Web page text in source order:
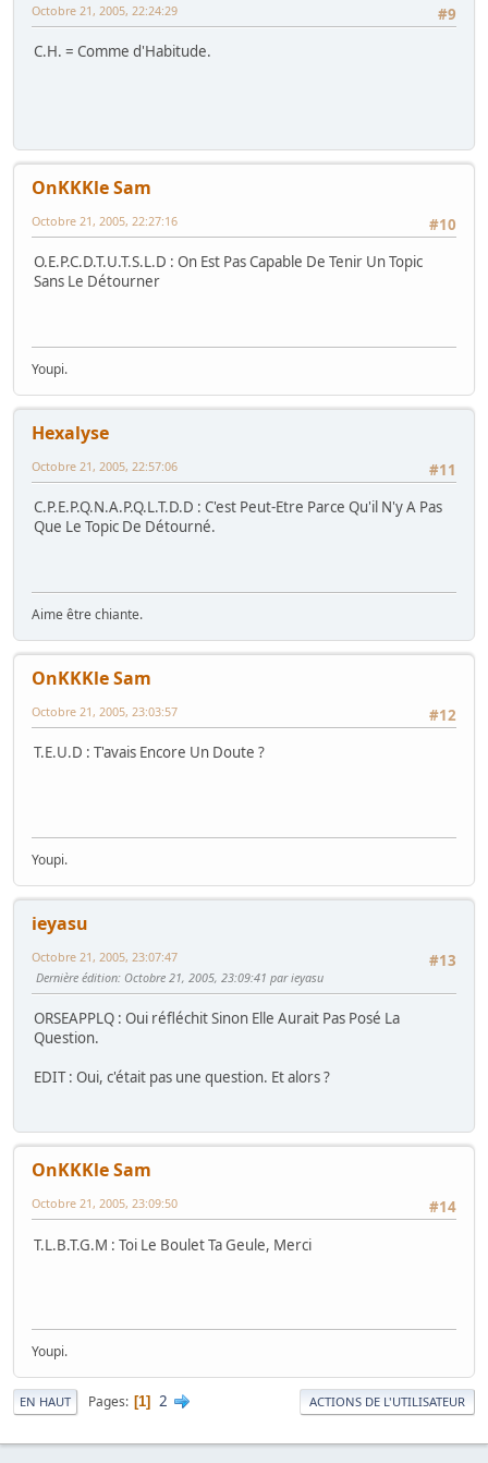
#9
Octobre 21, 2005, 22:24:29
C.H. = Comme d'Habitude.
OnKKKle Sam
#10
Octobre 21, 2005, 22:27:16
O.E.P.C.D.T.U.T.S.L.D : On Est Pas Capable De Tenir Un Topic
Sans Le Détourner
Youpi.
Hexalyse
#11
Octobre 21, 2005, 22:57:06
C.P.E.P.Q.N.A.P.Q.L.T.D.D : C'est Peut-Etre Parce Qu'il N'y A Pas
Que Le Topic De Détourné.
Aime être chiante.
OnKKKle Sam
#12
Octobre 21, 2005, 23:03:57
T.E.U.D : T'avais Encore Un Doute ?
Youpi.
ieyasu
#13
Octobre 21, 2005, 23:07:47
Dernière édition: Octobre 21, 2005, 23:09:41 par ieyasu
ORSEAPPLQ : Oui réfléchit Sinon Elle Aurait Pas Posé La
Question.
EDIT : Oui, c'était pas une question. Et alors ?
OnKKKle Sam
#14
Octobre 21, 2005, 23:09:50
T.L.B.T.G.M : Toi Le Boulet Ta Geule, Merci
Youpi.
EN HAUT Pages 1 2 ACTIONS DE L'UTILISATEUR